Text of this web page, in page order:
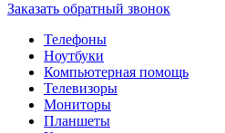
Заказать обратный звонок
Телефоны
Ноутбуки
Компьютерная помощь
Телевизоры
Мониторы
Планшеты